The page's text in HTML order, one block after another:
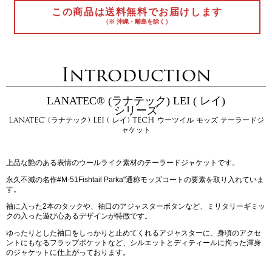
この商品は送料無料でお届けします
（※ 沖縄・離島を除く）
Introduction
LANATEC® (ラナテック) LEI ( レイ)
シリーズ
LANATEC® (ラナテック) LEI ( レイ) TECH ウーツイル モッズ テーラードジ
ャケット
上品な艶のある表情のウールライク素材のテーラードジャケットです。
永久不滅の名作#M-51Fishtail Parka"通称モッズコートの要素を取り入れていま
す。
袖に入った2本のタックや、袖口のアジャスターボタンなど、ミリタリーギミッ
クの入った遊び心あるデザインが特徴です。
ゆったりとした袖口をしっかりと止めてくれるアジャスターに、身頃のアクセ
ントにもなるフラップポケットなど、シルエットとディティールに拘った渾身
のジャケットに仕上がっております。